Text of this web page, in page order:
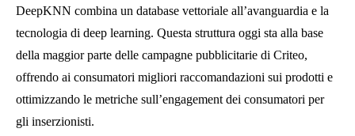
DeepKNN combina un database vettoriale all’avanguardia e la
tecnologia di deep learning. Questa struttura oggi sta alla base
della maggior parte delle campagne pubblicitarie di Criteo,
offrendo ai consumatori migliori raccomandazioni sui prodotti e
ottimizzando le metriche sull’engagement dei consumatori per
gli inserzionisti.